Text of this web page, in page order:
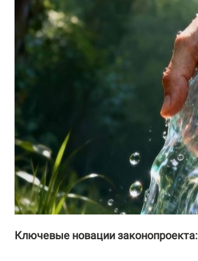
Ключевые новации законопроекта: